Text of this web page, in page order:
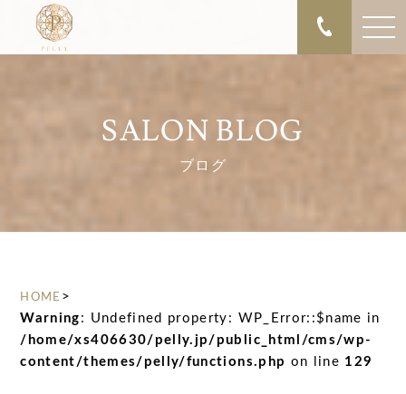
SALON BLOG
ブログ
HOME >
Warning : Undefined property: WP_Error::$name in
/home/xs406630/pelly.jp/public_html/cms/wp-
content/themes/pelly/functions.php on line 129